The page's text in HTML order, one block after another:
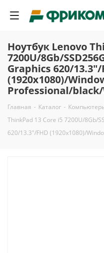
Ноутбук Lenovo
7200U/8Gb/
Graphics 620/13.3"/
(1920x1080)/
Professional/
Главная - Каталог -
ThinkPad 13 Core i5 7200U/8Gb/
620/13.3"/FHD (1920x1080)/